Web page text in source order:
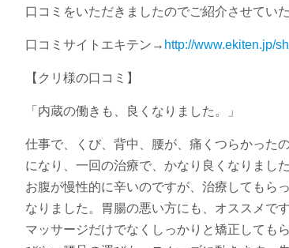
口コミをいただきましたのでご紹介させていた
口コミサイトエキテン→ http://www.ekiten.jp/
【クリ様の口コミ】
「内蔵の働きも、良くなりました。」
仕事で、くび、背中、腰が、痛くつらかった
になり、一回の治療で、かなり良くなりました
お腹が慢性的に辛いのですが、治療してもら
なりました。胃腸の悪い方にも、オススメです
マッサージだけでなくしっかりと矯正しても